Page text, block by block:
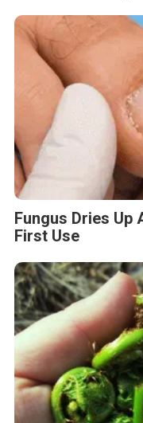
Fungus Dries Up
First Use